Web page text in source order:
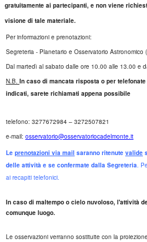
gratuitamente ai partecipanti, e non viene
visione di tale materiale.
Per informazioni e prenotazioni:
Segreteria - Planetario e Osservatorio Astronomico
Dal martedì al sabato dalle ore 10.00 alle 13.00 e
N.B. In caso di mancata risposta o per
indicati, sarete richiamati appena possibile
telefono: 3277672984 – 3272507821
e-mail: osservatorio@osservatoriocadelmonte.it
Le prenotazioni via mail saranno ritenute valide
delle attività e se confermate dalla Segreteria .
ai recapiti telefonici.
In caso di maltempo o cielo nuvoloso, l'attività
comunque luogo.
Le osservazioni verranno sostituite con la